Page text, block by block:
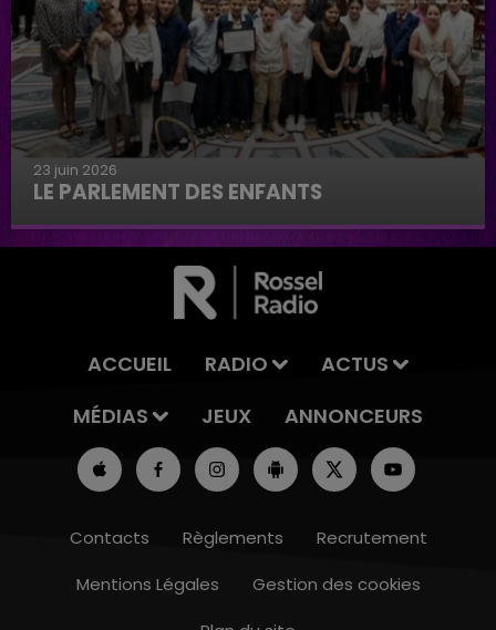
23 juin 2026
LE PARLEMENT DES ENFANTS
Le parlement des enfants
ACCUEIL RADIO
ACTUS
MÉDIAS
JEUX ANNONCEURS
Contacts Règlements
Recrutement
Mentions Légales
Gestion des cookies